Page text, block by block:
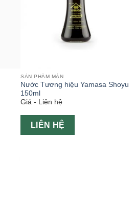
SẢN PHẨM MẶN
Nước Tương hiệu Yamasa Shoyu
150ml
Giá - Liên hệ
LIÊN HỆ